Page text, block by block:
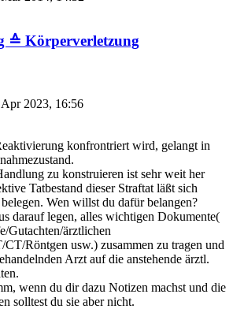
≙ Körperverletzung
Apr 2023, 16:56
konfrontriert wird, gelangt in
zu konstruieren ist sehr weit her
Tatbestand dieser Straftat läßt sich
Wen willst du dafür belangen?
darauf legen, alles wichtigen Dokumente(
Gutachten/ärztlichen
Röntgen usw.) zusammen zu tragen und
Arzt auf die anstehende ärztl.
wenn du dir dazu Notizen machst und die
solltest du sie aber nicht.